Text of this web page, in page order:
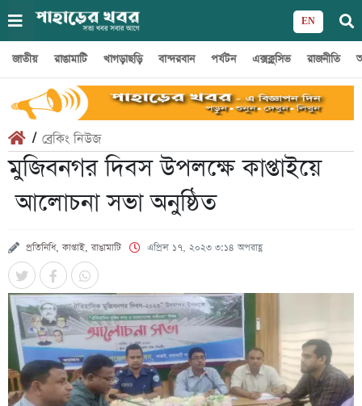
EN
জাতীয় রাঙামাটি খাগড়াছড়ি বান্দরবান পর্যটন এক্সক্লুসিভ রাজনীতি
/ ব্রেকিং নিউজ
মুজিবনগর দিবস উপলক্ষে কাপ্তাইয়ে
আলোচনা সভা অনুষ্ঠিত
প্রতিনিধি, কাপ্তাই, রাঙামাটি এপ্রিল ১৭, ২০২৩ ৩:১৪ অপরাহ্ণ